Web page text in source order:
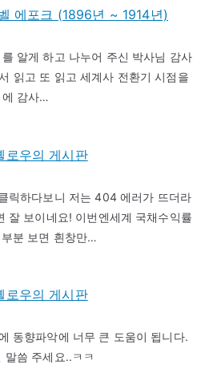
에포크 (1896년 ~ 1914년)
알게 하고 나누어 주신 박사님 감사
읽고 또 읽고 세계사 전환기 시점을
에 감사…
로우의 게시판
릭하다보니 저는 404 에러가 뜨더라
잘 보이네요! 이번엔세계 국채수익률
분 보면 흰창만…
로우의 게시판
동향파악에 너무 큰 도움이 됩니다.
말씀 주세요..ㅋㅋ